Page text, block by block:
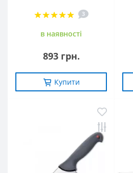
3
в наявностi
893 грн.
Купити